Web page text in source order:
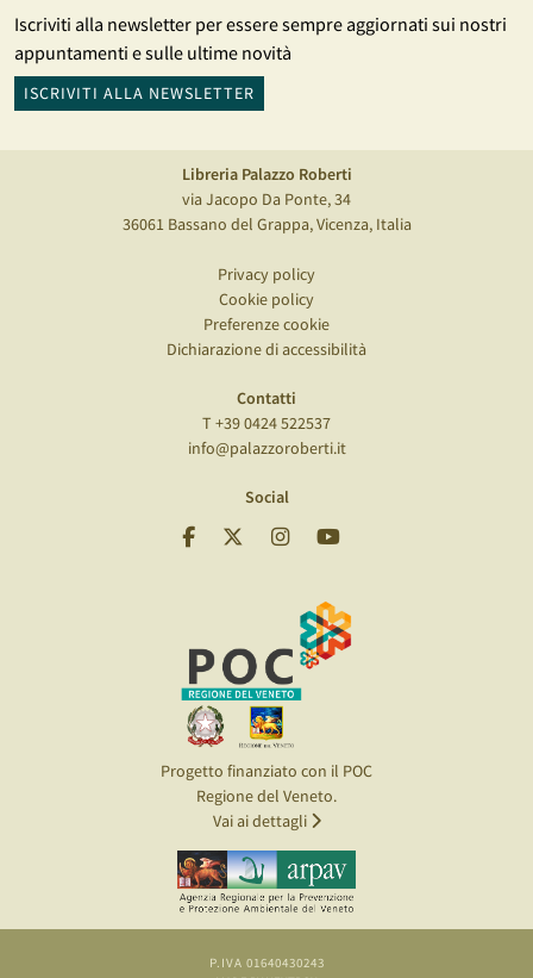
Iscriviti alla newsletter per essere sempre aggiornati sui nostri
appuntamenti e sulle ultime novità
ISCRIVITI ALLA NEWSLETTER
Libreria Palazzo Roberti
via Jacopo Da Ponte, 34
36061 Bassano del Grappa, Vicenza, Italia
Privacy policy
Cookie policy
Preferenze cookie
Dichiarazione di accessibilità
Contatti
T +39 0424 522537
info@palazzoroberti.it
Social
Progetto finanziato con il POC
Regione del Veneto.
Vai ai dettagli
P.IVA 01640430243